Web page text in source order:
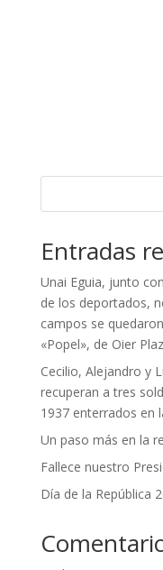
Entradas
Unai Eguia, junto
de los deportados,
campos se
«Popel», de Oier
Cecilio, Alejandro y
recuperan a tres
1937 enterrados en
Un paso más en la
Fallece nuestro
Día de la República